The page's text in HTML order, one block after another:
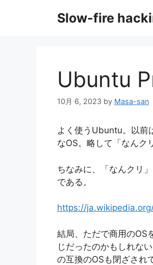
Slow-fire
Ubuntu
10月 6, 2023 by Masa-san
よく使うUbuntu。以前
なOS。略して「なんク
ちなみに、「なんクリ
である。
https://
結局、ただで商用のOS
じだったのかもしれな
の互換のOSも閉ざされ